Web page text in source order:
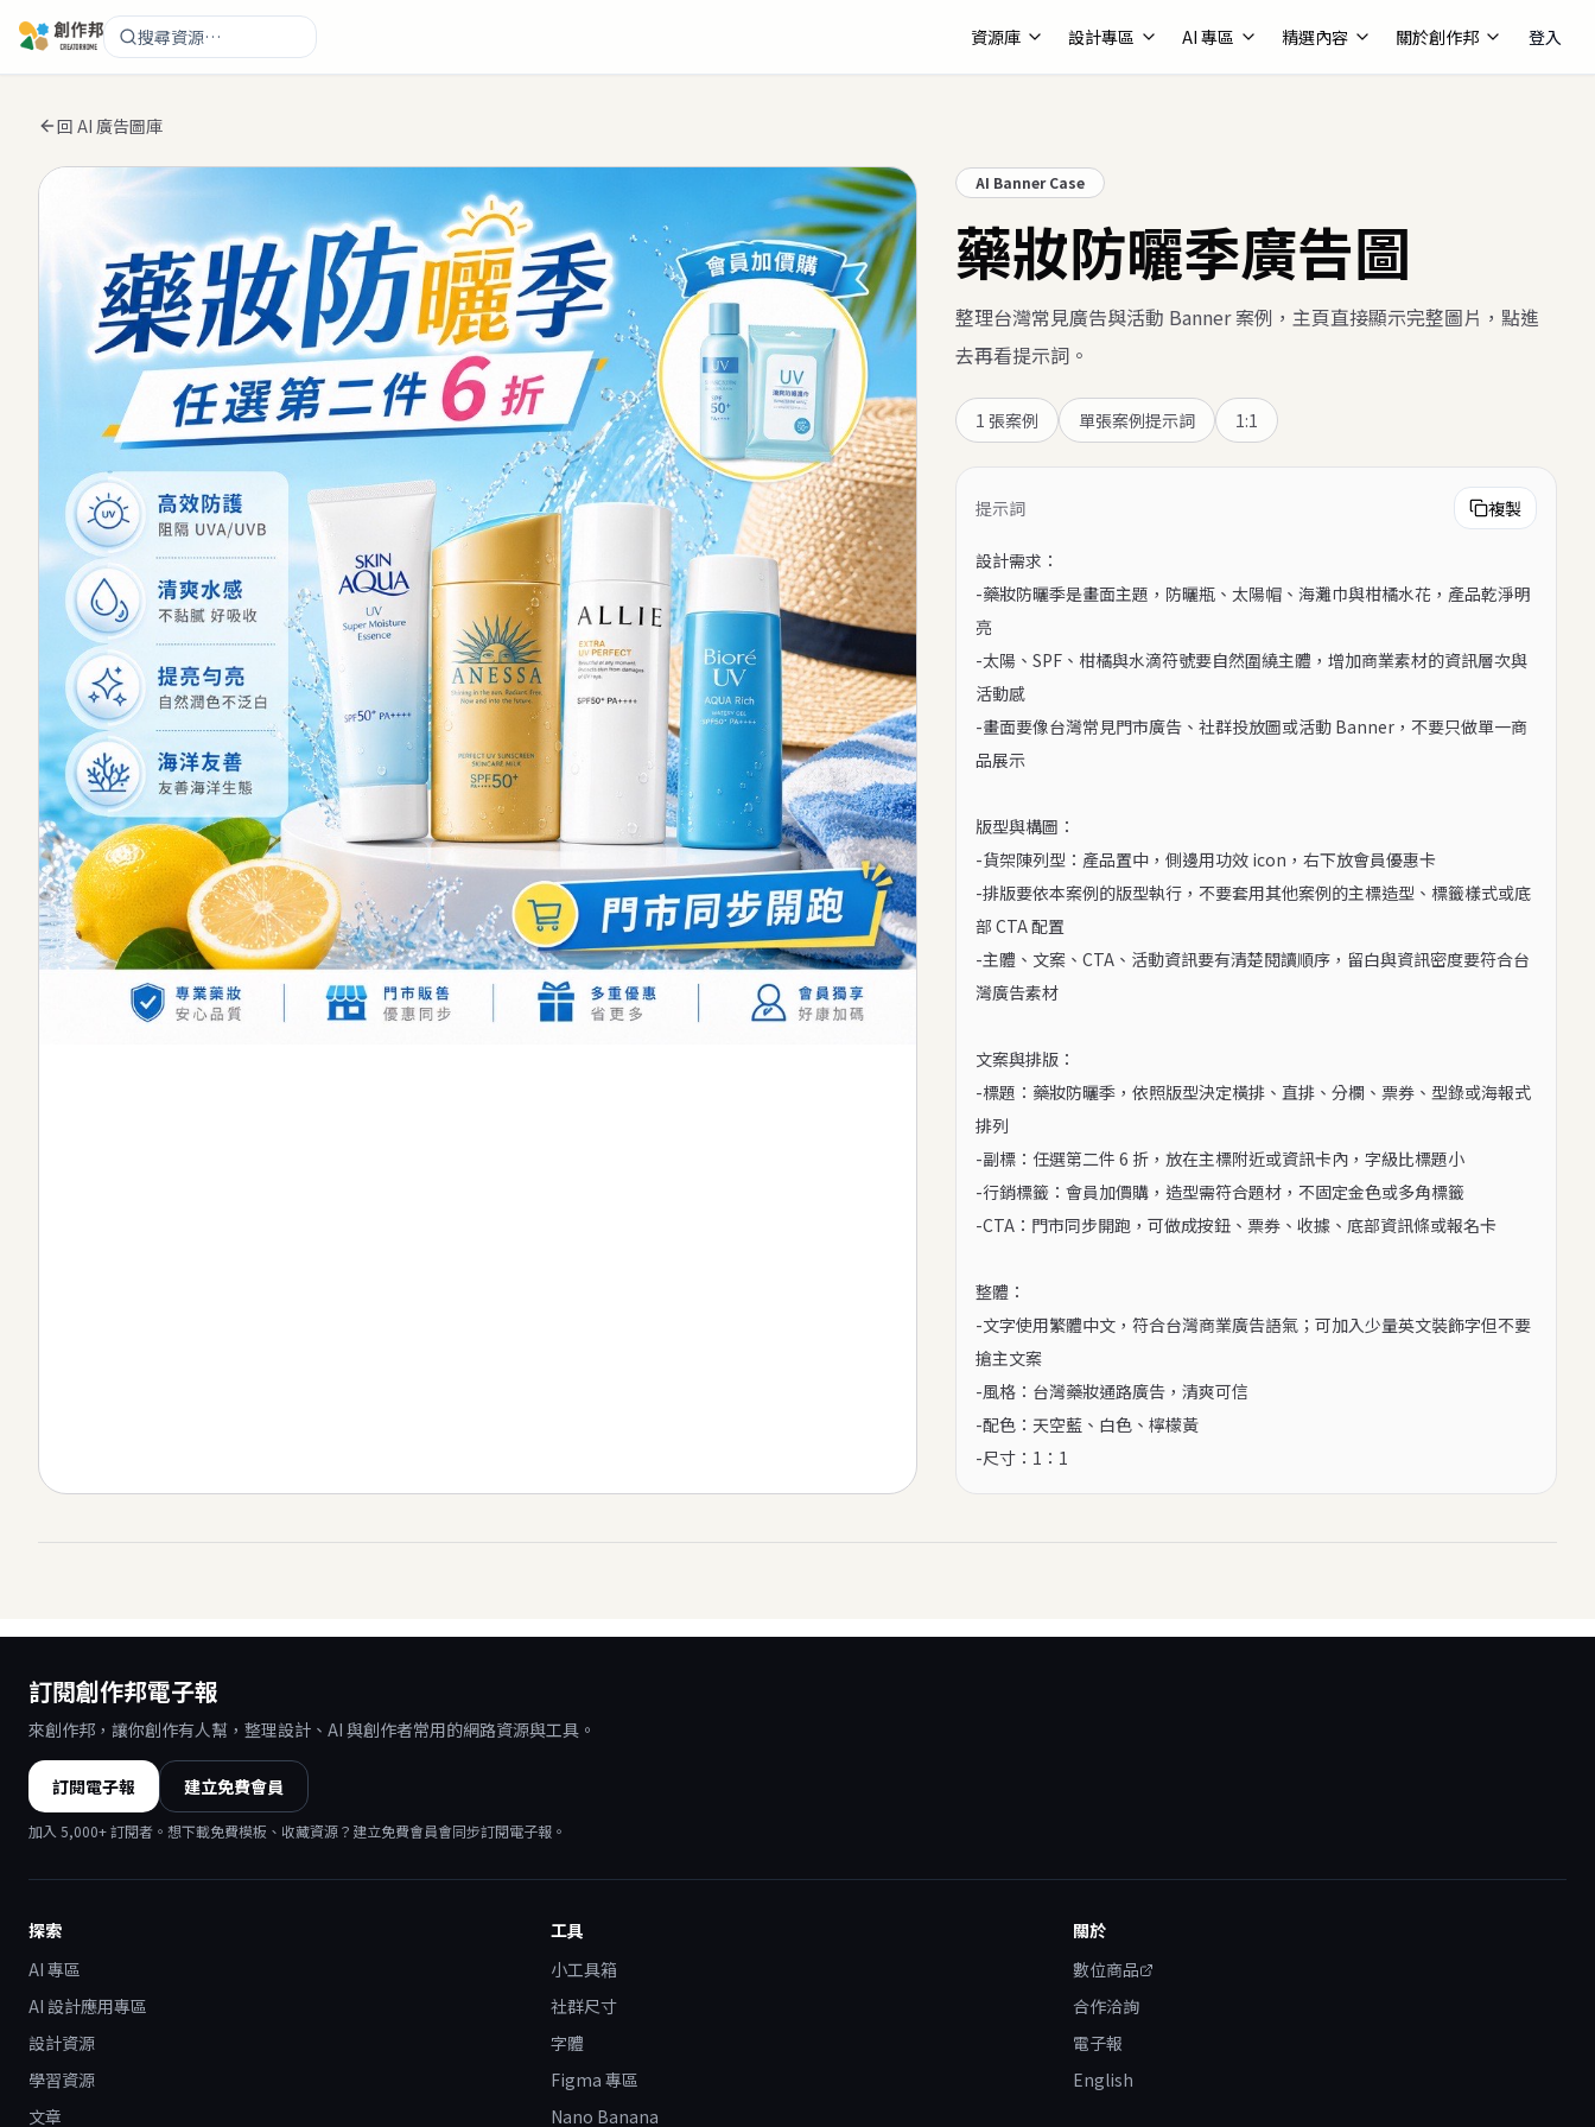
搜尋資源… 資源庫 設計專區 AI 專區 精選內容 關於創作邦 登入
回 AI 廣告圖庫
AI Banner Case
藥妝防曬季廣告圖
整理台灣常見廣告與活動 Banner 案例，主頁直接顯示完整圖片，點進
去再看提示詞。
1 張案例 單張案例提示詞 1:1
提示詞 複製
設計需求：
-藥妝防曬季是畫面主題，防曬瓶、太陽帽、海灘巾與柑橘水花，產品乾淨明
亮
-太陽、SPF、柑橘與水滴符號要自然圍繞主體，增加商業素材的資訊層次與
活動感
-畫面要像台灣常見門市廣告、社群投放圖或活動 Banner，不要只做單一商
品展示
版型與構圖：
-貨架陳列型：產品置中，側邊用功效 icon，右下放會員優惠卡
-排版要依本案例的版型執行，不要套用其他案例的主標造型、標籤樣式或底
部 CTA 配置
-主體、文案、CTA、活動資訊要有清楚閱讀順序，留白與資訊密度要符合台
灣廣告素材
文案與排版：
-標題：藥妝防曬季，依照版型決定橫排、直排、分欄、票券、型錄或海報式
排列
-副標：任選第二件 6 折，放在主標附近或資訊卡內，字級比標題小
-行銷標籤：會員加價購，造型需符合題材，不固定金色或多角標籤
-CTA：門市同步開跑，可做成按鈕、票券、收據、底部資訊條或報名卡
整體：
-文字使用繁體中文，符合台灣商業廣告語氣；可加入少量英文裝飾字但不要
搶主文案
-風格：台灣藥妝通路廣告，清爽可信
-配色：天空藍、白色、檸檬黃
-尺寸：1：1
訂閱創作邦電子報
來創作邦，讓你創作有人幫，整理設計、AI 與創作者常用的網路資源與工具。
訂閱電子報 建立免費會員
加入 5,000+ 訂閱者。想下載免費模板、收藏資源？建立免費會員會同步訂閱電子報。
探索
AI 專區
AI 設計應用專區
設計資源
學習資源
文章
工具
小工具箱
社群尺寸
字體
Figma 專區
Nano Banana
關於
數位商品
合作洽詢
電子報
English